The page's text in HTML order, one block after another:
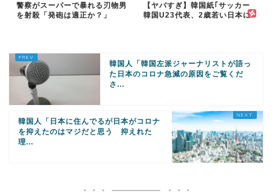
警察がスーパーで暴れる刃物男
を射殺「発砲は適正か？」
【ヤバすぎ】韓国紙｢サッカー
韓国U23代表、2歳若い日本に
韓国人「韓国左派ジャーナリストが語っ
た日本のコロナ急減の原因をご覧くだ
さ...
韓国人「日本に住んでるが日本がコロナ
を抑えたのはマジだと思う 抑えれた
理...